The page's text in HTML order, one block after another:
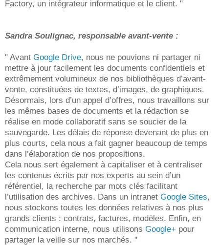
Factory, un intégrateur informatique et le client. "
Sandra Soulignac, responsable avant-vente :
" Avant Google Drive, nous ne pouvions ni partager ni
mettre à jour facilement les documents confidentiels et
extrêmement volumineux de nos bibliothèques d’avant-
vente, constituées de textes, d’images, de graphiques.
Désormais, lors d’un appel d’offres, nous travaillons sur
les mêmes bases de documents et la rédaction se
réalise en mode collaboratif sans se soucier de la
sauvegarde. Les délais de réponse devenant de plus en
plus courts, cela nous a fait gagner beaucoup de temps
dans l’élaboration de nos propositions.
Cela nous sert également à capitaliser et à centraliser
les contenus écrits par nos experts au sein d’un
référentiel, la recherche par mots clés facilitant
l’utilisation des archives. Dans un intranet Google Sites,
nous stockons toutes les données relatives à nos plus
grands clients : contrats, factures, modèles. Enfin, en
communication interne, nous utilisons Google+ pour
partager la veille sur nos marchés. "